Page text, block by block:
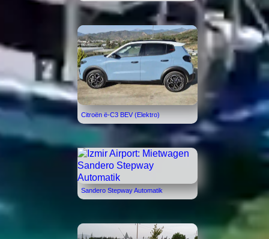
Citroën ë-C3 BEV (Elektro)
Sandero Stepway Automatik